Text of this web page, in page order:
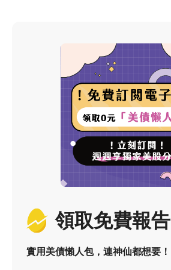
領取免費報告
實用美債懶人包，連神仙都想要！